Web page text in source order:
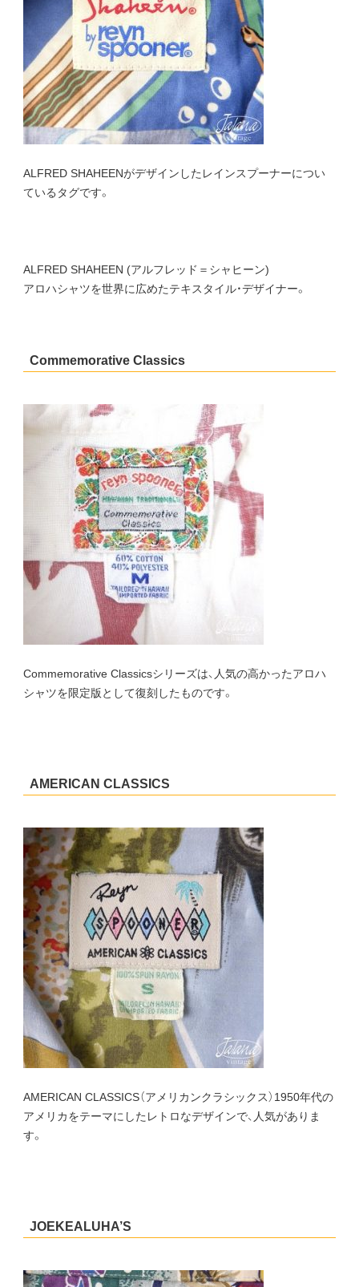
ALFRED SHAHEENがデザインしたレインスプーナーについ
ているタグです。
ALFRED SHAHEEN (アルフレッド＝シャヒーン)
アロハシャツを世界に広めたテキスタイル・デザイナー。
Commemorative Classics
Commemorative Classicsシリーズは、人気の高かったアロハ
シャツを限定版として復刻したものです。
AMERICAN CLASSICS
AMERICAN CLASSICS（アメリカンクラシックス）1950年代の
アメリカをテーマにしたレトロなデザインで、人気がありま
す。
JOEKEALUHA’S